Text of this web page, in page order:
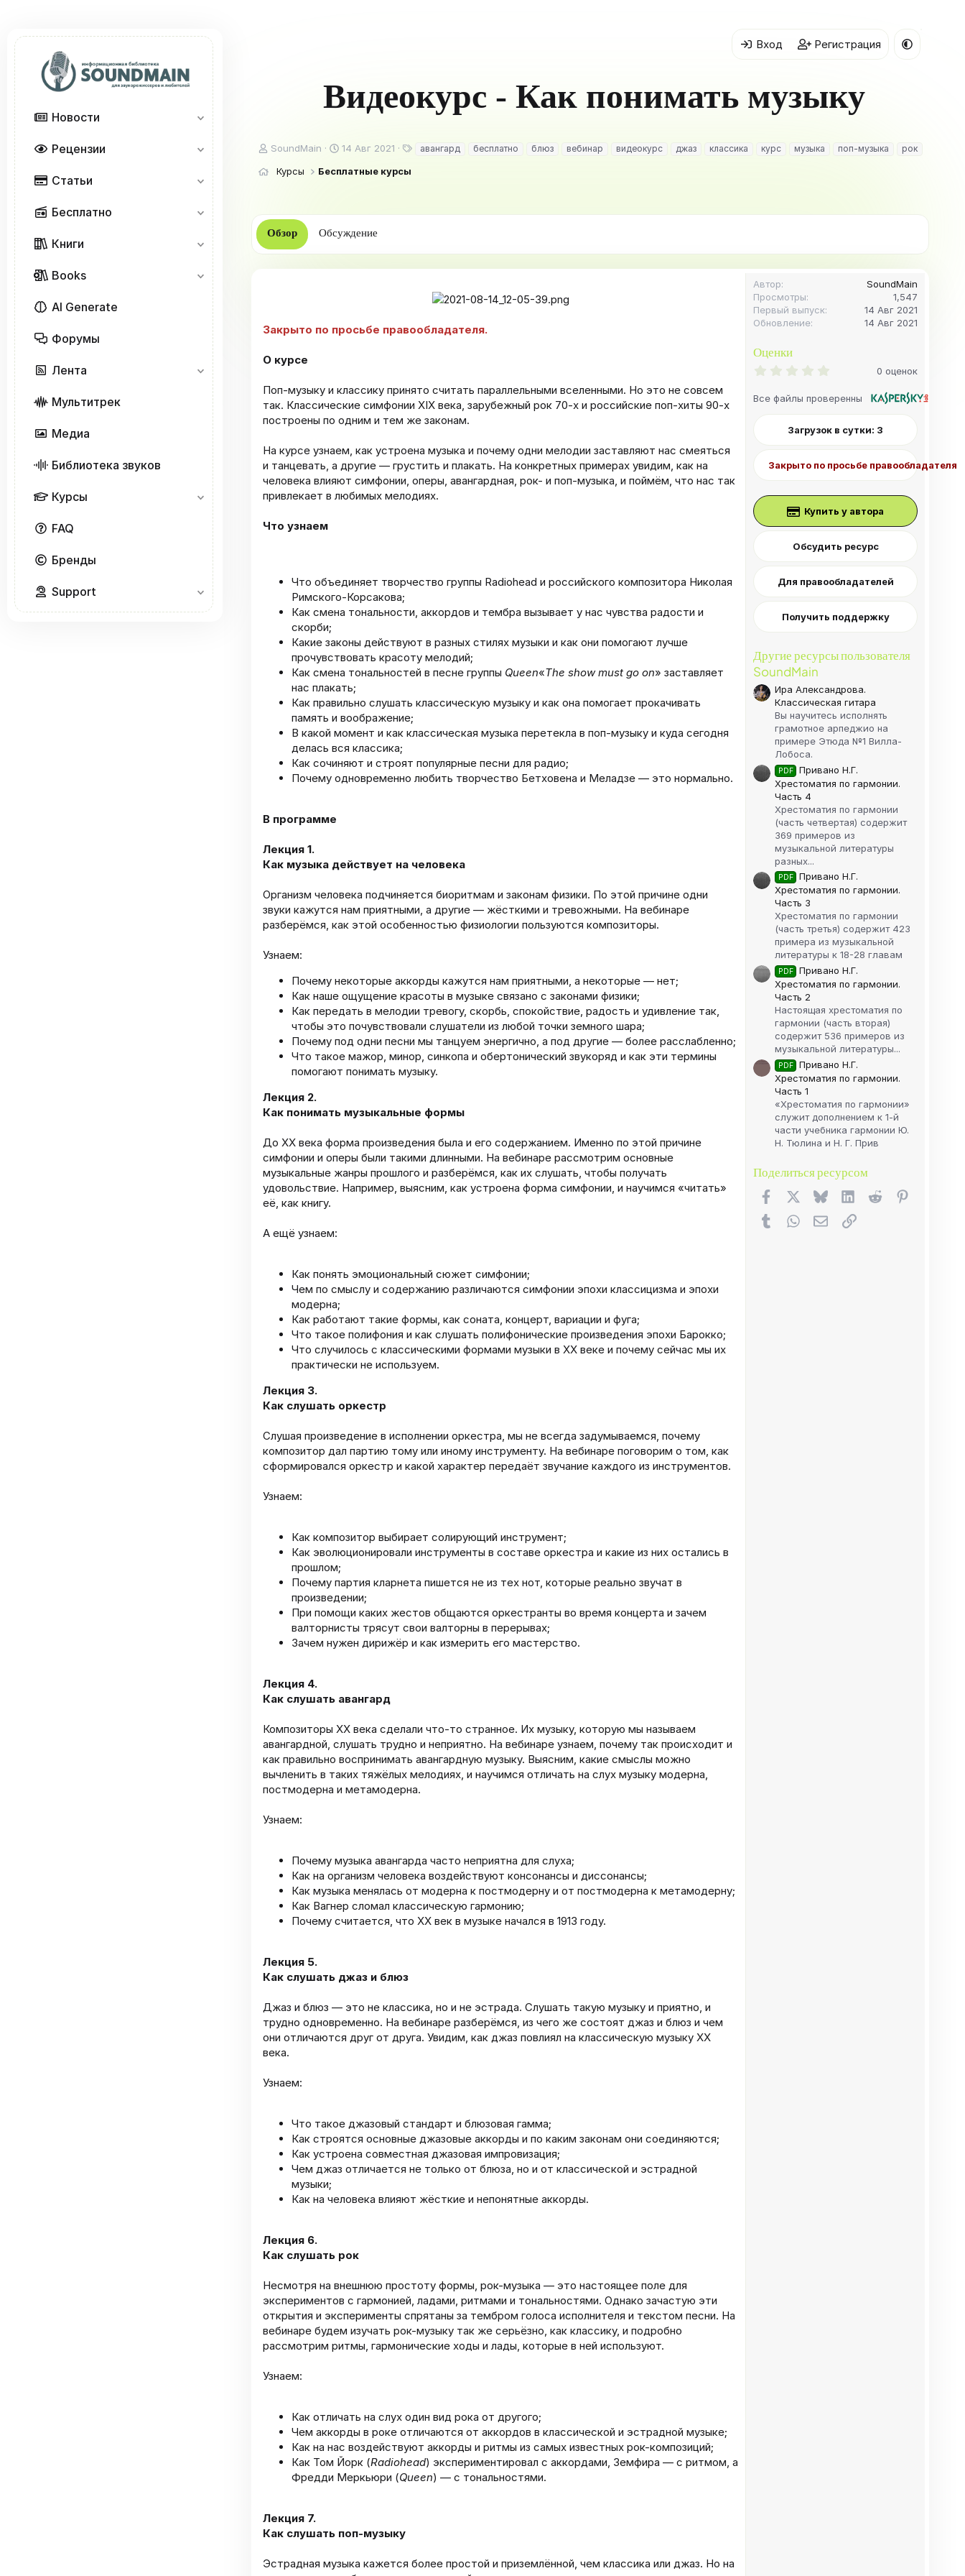
Новости
Рецензии
Статьи
Бесплатно
Книги
Books
AI Generate
Форумы
Лента
Мультитрек
Медиа
Библиотека звуков
Курсы
FAQ
Бренды
Support
Вход Регистрация
Видеокурс - Как понимать музыку
А
SoundMain
Д
т
о
д
а
14 Авг 2021 авангард бесплатно блюз вебинар видеокурс джаз классика курс музыка поп-музыка рок
Курсы Бесплатные курсы
Обзор Обсуждение
Закрыто по просьбе правообладателя.
О курсе
Поп-музыку и классику принято считать параллельными вселенными. Но это не совсем
так. Классические симфонии XIX века, зарубежный рок 70-х и российские поп-хиты 90-х
построены по одним и тем же законам.
На курсе узнаем, как устроена музыка и почему одни мелодии заставляют нас смеяться
и танцевать, а другие — грустить и плакать. На конкретных примерах увидим, как на
человека влияют симфонии, оперы, авангардная, рок- и поп-музыка, и поймём, что нас так
привлекает в любимых мелодиях.
Что узнаем
Что объединяет творчество группы Radiohead и российского композитора Николая
Римского-Корсакова;
Как смена тональности, аккордов и тембра вызывает у нас чувства радости и
скорби;
Какие законы действуют в разных стилях музыки и как они помогают лучше
прочувствовать красоту мелодий;
Как смена тональностей в песне группы Queen«The show must go on» заставляет
нас плакать;
Как правильно слушать классическую музыку и как она помогает прокачивать
память и воображение;
В какой момент и как классическая музыка перетекла в поп-музыку и куда сегодня
делась вся классика;
Как сочиняют и строят популярные песни для радио;
Почему одновременно любить творчество Бетховена и Меладзе — это нормально.
В программе
Лекция 1.
Как музыка действует на человека
Организм человека подчиняется биоритмам и законам физики. По этой причине одни
звуки кажутся нам приятными, а другие — жёсткими и тревожными. На вебинаре
разберёмся, как этой особенностью физиологии пользуются композиторы.
Узнаем:
Почему некоторые аккорды кажутся нам приятными, а некоторые — нет;
Как наше ощущение красоты в музыке связано с законами физики;
Как передать в мелодии тревогу, скорбь, спокойствие, радость и удивление так,
чтобы это почувствовали слушатели из любой точки земного шара;
Почему под одни песни мы танцуем энергично, а под другие — более расслабленно;
Что такое мажор, минор, синкопа и обертонический звукоряд и как эти термины
помогают понимать музыку.
Лекция 2.
Как понимать музыкальные формы
До XX века форма произведения была и его содержанием. Именно по этой причине
симфонии и оперы были такими длинными. На вебинаре рассмотрим основные
музыкальные жанры прошлого и разберёмся, как их слушать, чтобы получать
удовольствие. Например, выясним, как устроена форма симфонии, и научимся «читать»
её, как книгу.
А ещё узнаем:
Как понять эмоциональный сюжет симфонии;
Чем по смыслу и содержанию различаются симфонии эпохи классицизма и эпохи
модерна;
Как работают такие формы, как соната, концерт, вариации и фуга;
Что такое полифония и как слушать полифонические произведения эпохи Барокко;
Что случилось с классическими формами музыки в XX веке и почему сейчас мы их
практически не используем.
Лекция 3.
Как слушать оркестр
Слушая произведение в исполнении оркестра, мы не всегда задумываемся, почему
композитор дал партию тому или иному инструменту. На вебинаре поговорим о том, как
сформировался оркестр и какой характер передаёт звучание каждого из инструментов.
Узнаем:
Как композитор выбирает солирующий инструмент;
Как эволюционировали инструменты в составе оркестра и какие из них остались в
прошлом;
Почему партия кларнета пишется не из тех нот, которые реально звучат в
произведении;
При помощи каких жестов общаются оркестранты во время концерта и зачем
валторнисты трясут свои валторны в перерывах;
Зачем нужен дирижёр и как измерить его мастерство.
Лекция 4.
Как слушать авангард
Композиторы XX века сделали что-то странное. Их музыку, которую мы называем
авангардной, слушать трудно и неприятно. На вебинаре узнаем, почему так происходит и
как правильно воспринимать авангардную музыку. Выясним, какие смыслы можно
вычленить в таких тяжёлых мелодиях, и научимся отличать на слух музыку модерна,
постмодерна и метамодерна.
Узнаем:
Почему музыка авангарда часто неприятна для слуха;
Как на организм человека воздействуют консонансы и диссонансы;
Как музыка менялась от модерна к постмодерну и от постмодерна к метамодерну;
Как Вагнер сломал классическую гармонию;
Почему считается, что XX век в музыке начался в 1913 году.
Лекция 5.
Как слушать джаз и блюз
Джаз и блюз — это не классика, но и не эстрада. Слушать такую музыку и приятно, и
трудно одновременно. На вебинаре разберёмся, из чего же состоят джаз и блюз и чем
они отличаются друг от друга. Увидим, как джаз повлиял на классическую музыку XX
века.
Узнаем:
Что такое джазовый стандарт и блюзовая гамма;
Как строятся основные джазовые аккорды и по каким законам они соединяются;
Как устроена совместная джазовая импровизация;
Чем джаз отличается не только от блюза, но и от классической и эстрадной
музыки;
Как на человека влияют жёсткие и непонятные аккорды.
Лекция 6.
Как слушать рок
Несмотря на внешнюю простоту формы, рок-музыка — это настоящее поле для
экспериментов с гармонией, ладами, ритмами и тональностями. Однако зачастую эти
открытия и эксперименты спрятаны за тембром голоса исполнителя и текстом песни. На
вебинаре будем изучать рок-музыку так же серьёзно, как классику, и подробно
рассмотрим ритмы, гармонические ходы и лады, которые в ней используют.
Узнаем:
Как отличать на слух один вид рока от другого;
Чем аккорды в роке отличаются от аккордов в классической и эстрадной музыке;
Как на нас воздействуют аккорды и ритмы из самых известных рок-композиций;
Как Том Йорк (Radiohead) экспериментировал с аккордами, Земфира — с ритмом, а
Фредди Меркьюри (Queen) — с тональностями.
Лекция 7.
Как слушать поп-музыку
Эстрадная музыка кажется более простой и приземлённой, чем классика или джаз. Но на
Автор
SoundMain
Просмотры
1,547
Первый выпуск
14 Авг 2021
Обновление
14 Авг 2021
Оценки
0
з
ё
з
0 оценок
Все файлы проверенны
Загрузок в сутки: 3
Закрыто по просьбе правообладателя
Купить у автора
Обсудить ресурс
Для правообладателей
Получить поддержку
Другие ресурсы пользователя
SoundMain
Ира Александрова.
Классическая гитара
Вы научитесь исполнять
грамотное арпеджио на
примере Этюда №1 Вилла-
Лобоса.
PDF
Привано Н.Г.
Хрестоматия по гармонии.
Часть 4
Хрестоматия по гармонии
(часть четвертая) содержит
369 примеров из
музыкальной литературы
разных...
PDF
Привано Н.Г.
Хрестоматия по гармонии.
Часть 3
Хрестоматия по гармонии
(часть третья) содержит 423
примера из музыкальной
литературы к 18-28 главам
PDF
Привано Н.Г.
Хрестоматия по гармонии.
Часть 2
Настоящая хрестоматия по
гармонии (часть вторая)
содержит 536 примеров из
музыкальной литературы...
PDF
Привано Н.Г.
Хрестоматия по гармонии.
Часть 1
«Хрестоматия по гармонии»
служит дополнением к 1-й
части учебника гармонии Ю.
Н. Тюлина и Н. Г. Прив
Поделиться ресурсом
FacebookX (Twitter)
BlueskyLinkedInReddit
TumblrWhatsAppЭлектронная почта
Ссылка